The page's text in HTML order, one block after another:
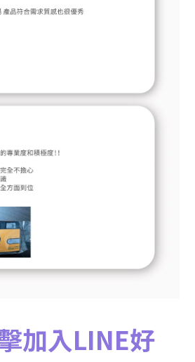
加入LINE好